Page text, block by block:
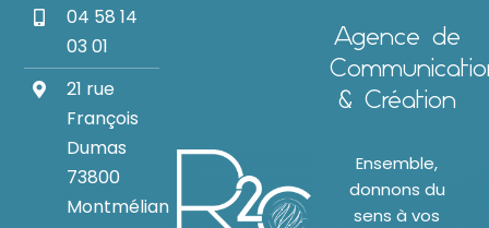
04 58 14
03 01
21 rue
François
Dumas
73800
Montmélian
Agence de
& Création
Ensemble,
donnons du
sens à vos